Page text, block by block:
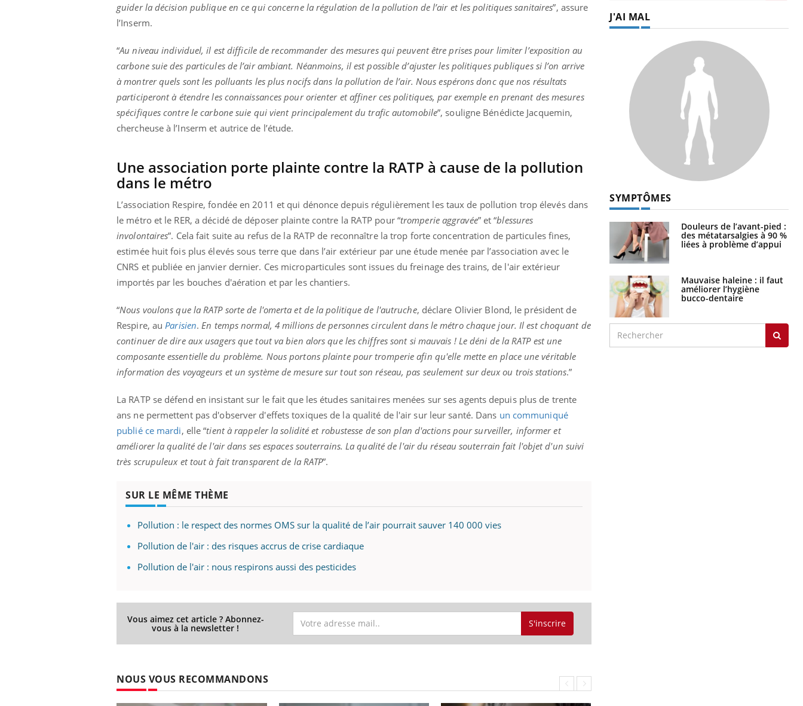
guider la décision publique en ce qui concerne la régulation de la pollution de l’air et les politiques sanitaires”, assure
l’Inserm.
“Au niveau individuel, il est difficile de recommander des mesures qui peuvent être prises pour limiter l’exposition au
carbone suie des particules de l’air ambiant. Néanmoins, il est possible d’ajuster les politiques publiques si l’on arrive
à montrer quels sont les polluants les plus nocifs dans la pollution de l’air. Nous espérons donc que nos résultats
participeront à étendre les connaissances pour orienter et affiner ces politiques, par exemple en prenant des mesures
spécifiques contre le carbone suie qui vient principalement du trafic automobile”, souligne Bénédicte Jacquemin,
chercheuse à l’Inserm et autrice de l’étude.
Une association porte plainte contre la RATP à cause de la pollution
dans le métro
L’association Respire, fondée en 2011 et qui dénonce depuis régulièrement les taux de pollution trop élevés dans
le métro et le RER, a décidé de déposer plainte contre la RATP pour “tromperie aggravée” et “blessures
involontaires”. Cela fait suite au refus de la RATP de reconnaître la trop forte concentration de particules fines,
estimée huit fois plus élevés sous terre que dans l’air extérieur par une étude menée par l’association avec le
CNRS et publiée en janvier dernier. Ces microparticules sont issues du freinage des trains, de l'air extérieur
importés par les bouches d'aération et par les chantiers.
“Nous voulons que la RATP sorte de l'omerta et de la politique de l'autruche, déclare Olivier Blond, le président de
Respire, au Parisien. En temps normal, 4 millions de personnes circulent dans le métro chaque jour. Il est choquant de
continuer de dire aux usagers que tout va bien alors que les chiffres sont si mauvais ! Le déni de la RATP est une
composante essentielle du problème. Nous portons plainte pour tromperie afin qu'elle mette en place une véritable
information des voyageurs et un système de mesure sur tout son réseau, pas seulement sur deux ou trois stations.”
La RATP se défend en insistant sur le fait que les études sanitaires menées sur ses agents depuis plus de trente
ans ne permettent pas d'observer d'effets toxiques de la qualité de l'air sur leur santé. Dans un communiqué
publié ce mardi, elle “tient à rappeler la solidité et robustesse de son plan d'actions pour surveiller, informer et
améliorer la qualité de l'air dans ses espaces souterrains. La qualité de l'air du réseau souterrain fait l'objet d'un suivi
très scrupuleux et tout à fait transparent de la RATP”.
SUR LE MÊME THÈME
Pollution : le respect des normes OMS sur la qualité de l’air pourrait sauver 140 000 vies
Pollution de l'air : des risques accrus de crise cardiaque
Pollution de l'air : nous respirons aussi des pesticides
Vous aimez cet article ? Abonnez-
vous à la newsletter ! S'inscrire
NOUS VOUS RECOMMANDONS
J'AI MAL
SYMPTÔMES
Douleurs de l’avant-pied :
des métatarsalgies à 90 %
liées à problème d’appui
Mauvaise haleine : il faut
améliorer l’hygiène
bucco-dentaire